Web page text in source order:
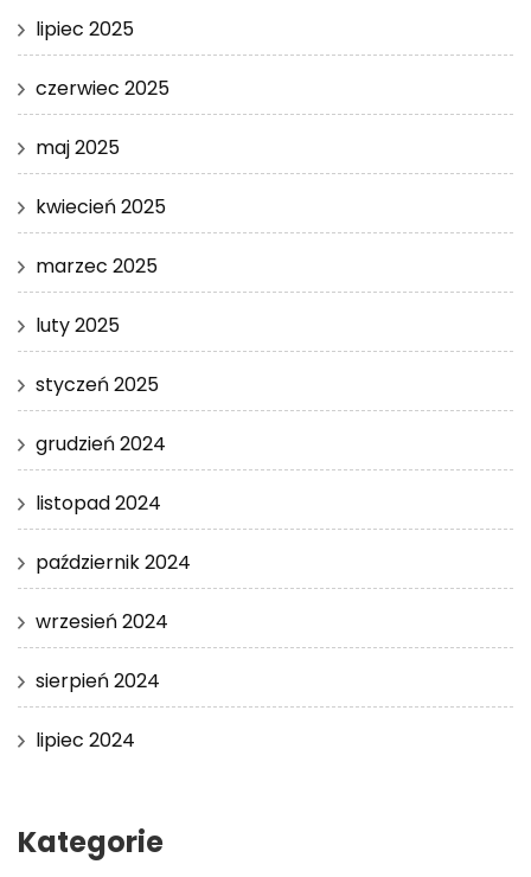
lipiec 2025
czerwiec 2025
maj 2025
kwiecień 2025
marzec 2025
luty 2025
styczeń 2025
grudzień 2024
listopad 2024
październik 2024
wrzesień 2024
sierpień 2024
lipiec 2024
Kategorie